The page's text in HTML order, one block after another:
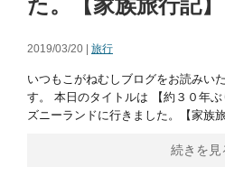
た。【家族旅行記】
2019/03/20 | 旅行
いつもこがねむしブログをお読みい
す。 本日のタイトルは 【約３０年
ズニーランドに行きました。【家族
続きを見